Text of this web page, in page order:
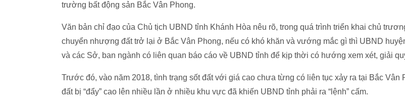
trường bất động sản Bắc Vân Phong.
Văn bản chỉ đạo của Chủ tịch UBND tỉnh Khánh Hòa nêu rõ, trong quá trình triển khai chủ
chuyển nhượng đất trở lại ở Bắc Vân Phong, nếu có khó khăn và vướng mắc gì thì UBND
và các Sở, ban ngành có liên quan báo cáo về UBND tỉnh để kịp thời có hướng xem xét, giải
Trước đó, vào năm 2018, tình trạng sốt đất với giá cao chưa từng có liên tục xảy ra tại Bắc Vân
đất bị “đẩy” cao lên nhiều lần ở nhiều khu vực đã khiến UBND tỉnh phải ra “lệnh” cấm.